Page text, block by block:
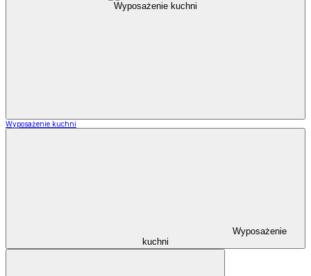
Wyposażenie kuchni
Wyposażenie kuchni
Wyposażenie
kuchni